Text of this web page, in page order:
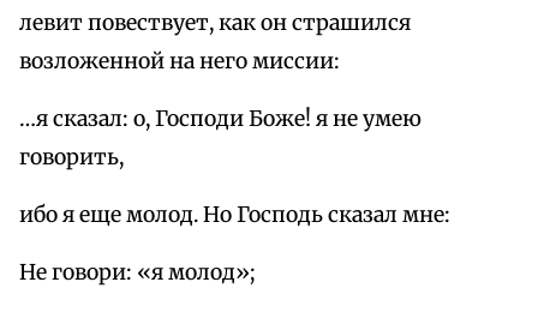
левит повествует, как он страшился
возложенной на него миссии:
…я сказал: о, Господи Боже! я не умею
говорить,
ибо я еще молод. Но Господь сказал мне:
Не говори: «я молод»;